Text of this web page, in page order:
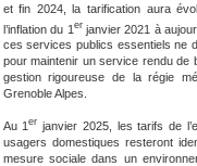
et fin 2024, la tarification aura
l’inflation du 1 erjanvier 2021 à
ces services publics essentiels ne
pour maintenir un service rendu de
gestion rigoureuse de la régie
Grenoble Alpes.
Au 1er janvier 2025, les tarifs de
usagers domestiques resteront
mesure sociale dans un